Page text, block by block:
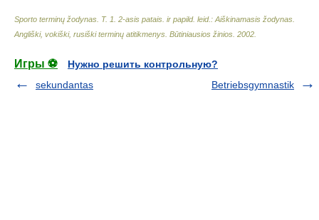
Sporto terminų žodynas. T. 1. 2-asis patais. ir papild. leid.: Aiškinamasis žodynas.
Angliški, vokiški, rusiški terminų atitikmenys. Būtiniausios žinios 2002
Игры ⚽
Нужно решить контрольную?
sekundantas
Betriebsgymnastik